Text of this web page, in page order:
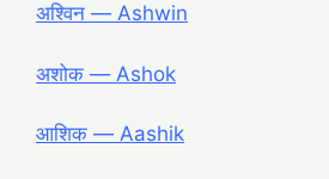
अश्विन ― Ashwin
अशोक ― Ashok
आशिक ― Aashik